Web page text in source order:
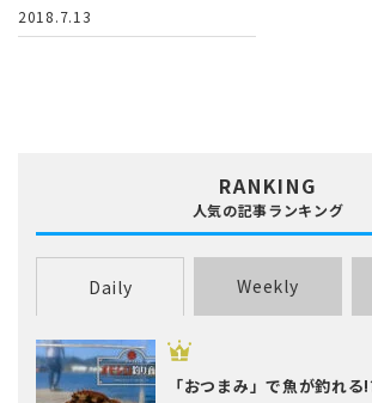
2018.7.13
RANKING
人気の記事ランキング
Daily Weekly
「おつまみ」で魚が釣れる